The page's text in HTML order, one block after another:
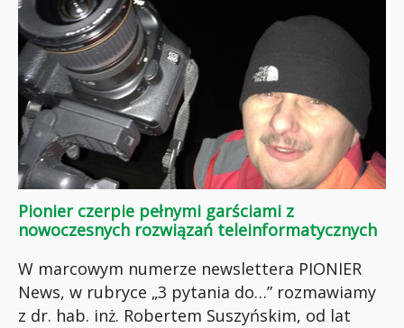
Pionier czerpie pełnymi garściami z
nowoczesnych rozwiązań teleinformatycznych
W marcowym numerze newslettera PIONIER
News, w rubryce „3 pytania do…” rozmawiamy
z dr. hab. inż. Robertem Suszyńskim, od lat